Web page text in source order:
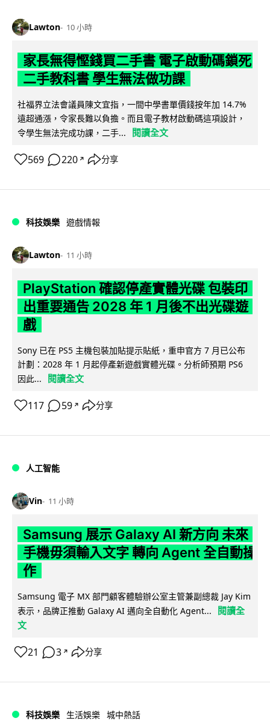
Lawton 10 小時
家長無得慳錢買二手書 電子啟動碼鎖死
二手教科書 學生無法做功課
社福界立法會議員陳文宜指，一間中學書單價錢按年加 14.7%
遠超通漲，令家長難以負擔。而且電子教材啟動碼這項設計，
令學生無法完成功課，二手...
閱讀全文
569 220 ↗ 分享
科技娛樂 遊戲情報
Lawton 11 小時
PlayStation 確認停產實體光碟 包裝印
出重要通告 2028 年 1 月後不出光碟遊
戲
Sony 已在 PS5 主機包裝加貼提示貼紙，重申官方 7 月已公布
計劃：2028 年 1 月起停產新遊戲實體光碟。分析師預期 PS6
因此...
閱讀全文
117 59 ↗ 分享
人工智能
Vin 11 小時
Samsung 展示 Galaxy AI 新方向 未來
手機毋須輸入文字 轉向 Agent 全自動操
作
Samsung 電子 MX 部門顧客體驗辦公室主管兼副總裁 Jay Kim
表示，品牌正推動 Galaxy AI 邁向全自動化 Agent...
閱讀全
文
21 3 ↗ 分享
科技娛樂 生活娛樂 城中熱話